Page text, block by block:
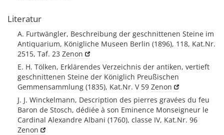
Literatur
A. Furtwängler, Beschreibung der geschnittenen Steine im
Antiquarium, Königliche Museen Berlin (1896), 118, Kat.Nr.
2515, Taf. 23 Zenon
E. H. Tölken, Erklärendes Verzeichnis der antiken, vertieft
geschnittenen Steine der Königlich Preußischen
Gemmensammlung (1835), Kat.Nr. V 59 Zenon
J. J. Winckelmann, Description des pierres gravées du feu
Baron de Stosch, dédiée à son Eminence Monseigneur le
Cardinal Alexandre Albani (1760), classe IV, Kat.Nr. 96
Zenon